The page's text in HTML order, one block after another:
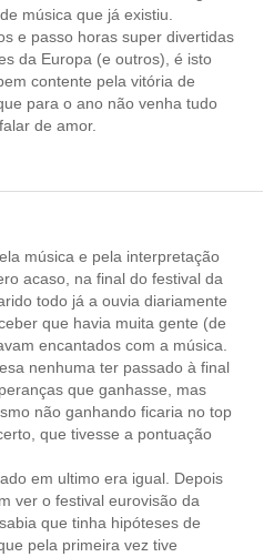
música que já existiu.
e passo horas super divertidas
da Europa (e outros), é isto
contente pela vitória de
para o ano não venha tudo
de amor.
música e pela interpretação
acaso, na final do festival da
todo já a ouvia diariamente
que havia muita gente (de
encantados com a música.
nenhuma ter passado à final
que ganhasse, mas
não ganhando ficaria no top
que tivesse a pontuação
em ultimo era igual. Depois
ver o festival eurovisão da
que tinha hipóteses de
pela primeira vez tive